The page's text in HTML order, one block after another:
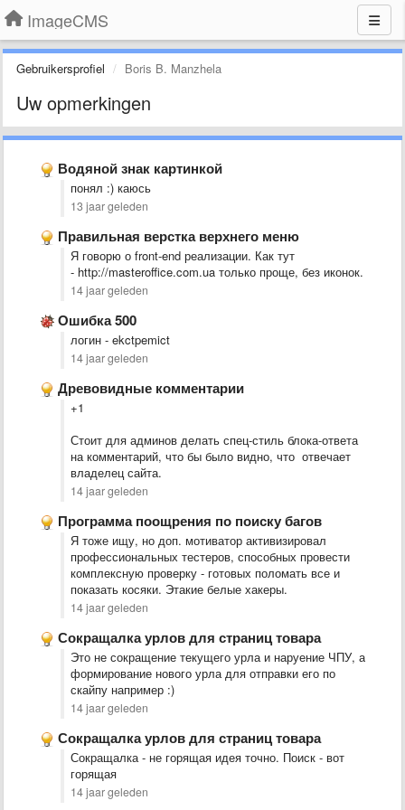
ImageCMS
Gebruikersprofiel Boris B. Manzhela
Uw opmerkingen
Водяной знак картинкой
понял :) каюсь
13 jaar geleden
Правильная верстка верхнего меню
Я говорю о front-end реализации. Как тут
- http://masteroffice.com.ua только проще, без иконок.
14 jaar geleden
Ошибка 500
логин - ekctpemict
14 jaar geleden
Древовидные комментарии
+1
Стоит для админов делать спец-стиль блока-ответа
на комментарий, что бы было видно, что отвечает
владелец сайта.
14 jaar geleden
Программа поощрения по поиску багов
Я тоже ищу, но доп. мотиватор активизировал
профессиональных тестеров, способных провести
комплексную проверку - готовых поломать все и
показать косяки. Этакие белые хакеры.
14 jaar geleden
Сокращалка урлов для страниц товара
Это не сокращение текущего урла и наруение ЧПУ, а
формирование нового урла для отправки его по
скайпу например :)
14 jaar geleden
Сокращалка урлов для страниц товара
Сокращалка - не горящая идея точно. Поиск - вот
горящая
14 jaar geleden